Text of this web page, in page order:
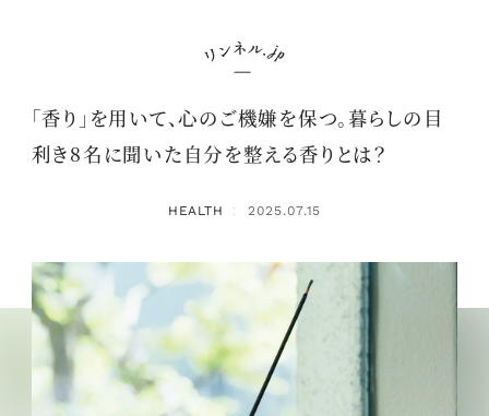
「香り」を用いて、心のご機嫌を保つ。暮らしの目
利き8名に聞いた自分を整える香りとは？
HEALTH ： 2025.07.15